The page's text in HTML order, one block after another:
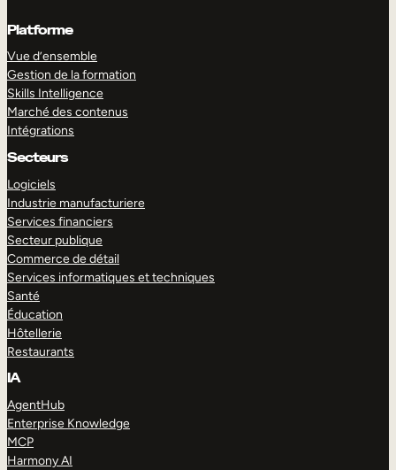
Platforme
Vue d’ensemble
Gestion de la formation
Skills Intelligence
Marché des contenus
Intégrations
Secteurs
Logiciels
Industrie manufacturiere
Services financiers
Secteur publique
Commerce de détail
Services informatiques et techniques
Santé
Éducation
Hôtellerie
Restaurants
IA
AgentHub
Enterprise Knowledge
MCP
Harmony AI